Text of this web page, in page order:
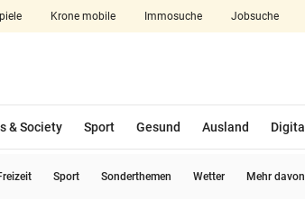
Krone mobile Immosuche Jobsuche
aufklappen
& Society Sport Gesund Ausland Digital
Sport Sonderthemen Wetter Mehr davon